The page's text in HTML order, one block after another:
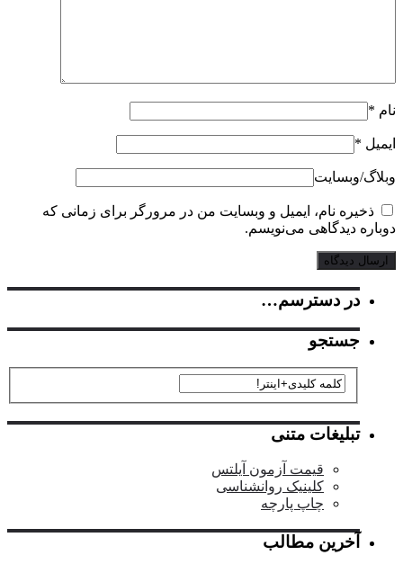
*
‌وبسایت
نام، ایمیل و وبسایت من در مرورگر برای زمانی که
دیدگاهی می‌نویسم.
در دسترسم…
جستجو
تبلیغات متنی
قیمت آزمون آیلتس
کلینیک روانشناسی
چاپ پارچه
آخرین مطالب